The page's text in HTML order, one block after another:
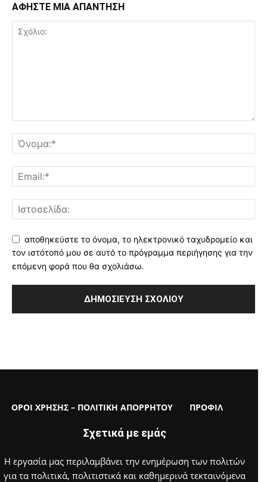
ΑΦΗΣΤΕ ΜΙΑ ΑΠΑΝΤΗΣΗ
αποθηκεύστε το όνομα, το ηλεκτρονικό ταχυδρομείο και
τον ιστότοπό μου σε αυτό το πρόγραμμα περιήγησης για την
επόμενη φορά που θα σχολιάσω.
ΟΡΟΙ ΧΡΗΣΗΣ – ΠΟΛΙΤΙΚΗ ΑΠΟΡΡΗΤΟΥ ΠΡΟΦΙΛ
Σχετικά με εμάς
Η εργασία μας περιλαμβάνει την ενημέρωση των πολιτών
για τα πολιτικά, πολιτιστικά και καθημερινά τεκταινόμενα